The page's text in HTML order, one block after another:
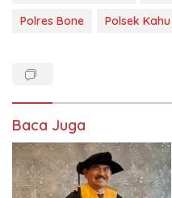
Polres Bone
Polsek Kahu
Baca Juga